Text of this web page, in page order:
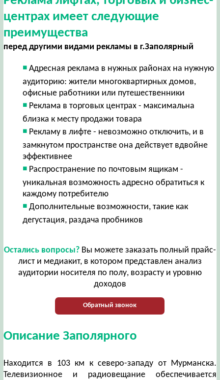
центрах имеет следующие
преимущества
перед другими видами рекламы в г.Заполярный
Адресная реклама в нужных районах на нужную
аудиторию: жители многоквартирных домов,
офисные работники или путешественники
Реклама в торговых центрах - максимальна
близка к месту продажи товара
Рекламу в лифте - невозможно отключить, и в
замкнутом пространстве она действует вдвойне
эффективнее
Распространение по почтовым ящикам -
уникальная возможность адресно обратиться к
каждому потребителю
Дополнительные возможности, такие как
дегустация, раздача пробников
Остались вопросы?Вы можете заказать полный прайс-
лист и медиакит, в котором представлен анализ
аудитории носителя по полу, возрасту и уровню
доходов
Обратный звонок
Описание Заполярного
Находится в 103 км к северо-западу от Мурманска.
Телевизионное и радиовещание обеспечивается